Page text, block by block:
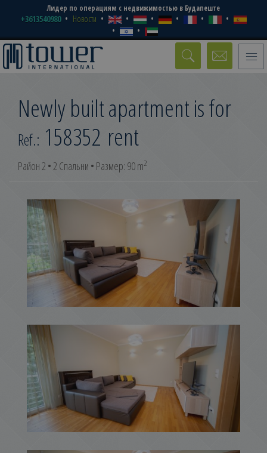
Лидер по операциям с недвижимостью в Будапеште
+3613540980 Новости
Toggle
Newly built apartment is for
rent
Ref.: 158352
Район 2 • 2 Спальни • Размер: 90 m2